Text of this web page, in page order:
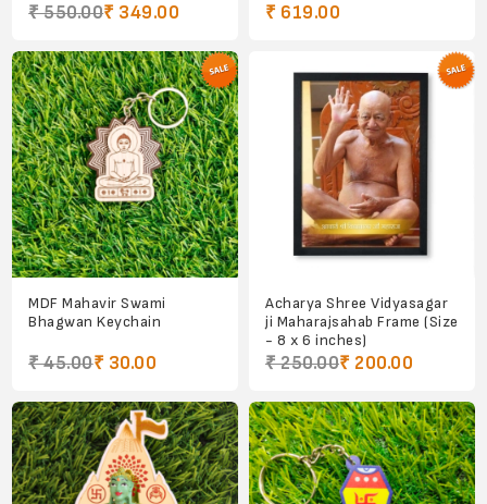
₹ 550.00₹ 349.00 ₹ 619.00
MDF Mahavir Swami
Bhagwan Keychain
₹ 45.00₹ 30.00
Acharya Shree Vidyasagar
ji Maharajsahab Frame (Size
- 8 x 6 inches)
₹ 250.00₹ 200.00